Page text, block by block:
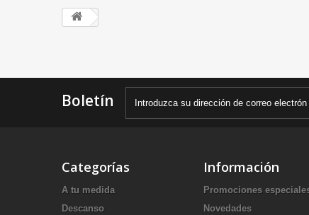
Boletín
Categorías
A tu medida
Descanso
Información
Promociones
Novedades